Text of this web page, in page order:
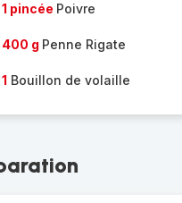
1 pincée Poivre
400 g Penne Rigate
1 Bouillon de volaille